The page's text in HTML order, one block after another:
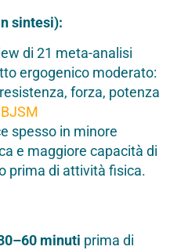
sintesi):
di 21 meta-analisi
ergogenico moderato:
forza, potenza
BJSM
spesso in minore
e maggiore capacità di
prima di attività fisica.
minuti prima di